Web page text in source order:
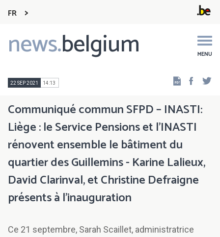
FR
news.belgium MENU
Main
navigation
22 SEP 2021 14:13
Communiqué commun SFPD – INASTI:
Liège : le Service Pensions et l’INASTI
rénovent ensemble le bâtiment du
quartier des Guillemins - Karine Lalieux,
David Clarinval, et Christine Defraigne
présents à l’inauguration
Ce 21 septembre, Sarah Scaillet, administratrice